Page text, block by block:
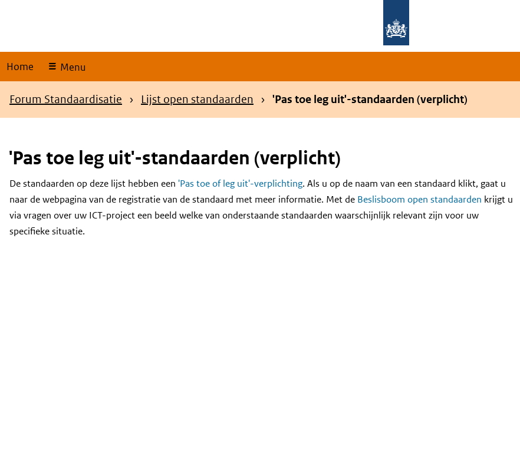
Home Menu
Kruimelpad
Forum Standaardisatie Lijst open standaarden 'Pas toe leg uit'-standaarden (verplicht)
'Pas toe leg uit'-standaarden (verplicht)
Content
De standaarden op deze lijst hebben een 'Pas toe of leg uit'-verplichting. Als u op de naam van een standaard klikt, gaat u
naar de webpagina van de registratie van de standaard met meer informatie. Met de Beslisboom open standaarden krijgt u
via vragen over uw ICT-project een beeld welke van onderstaande standaarden waarschijnlijk relevant zijn voor uw
specifieke situatie.